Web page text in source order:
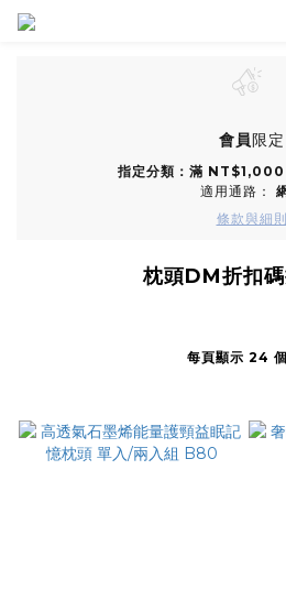
會員限定
指定分類：滿
適用通路：
條款與細則
枕頭DM折扣
每頁顯示 24 個